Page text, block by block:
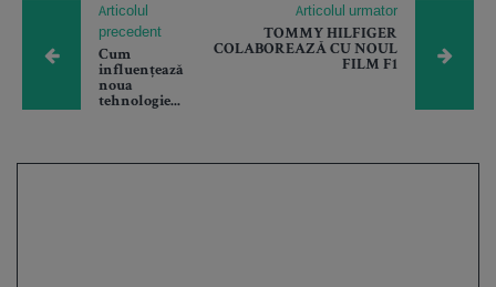
Articolul
precedent
Cum
influențează
noua
tehnologie...
Articolul urmator
TOMMY HILFIGER
COLABOREAZĂ CU NOUL
FILM F1